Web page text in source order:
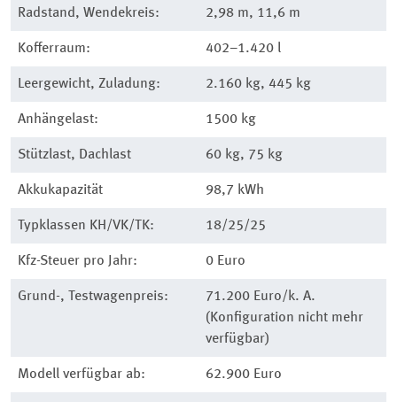
Radstand, Wendekreis: 2,98 m, 11,6 m
Kofferraum: 402–1.420 l
Leergewicht, Zuladung: 2.160 kg, 445 kg
Anhängelast: 1500 kg
Stützlast, Dachlast 60 kg, 75 kg
Akkukapazität 98,7 kWh
Typklassen KH/VK/TK: 18/25/25
Kfz-Steuer pro Jahr: 0 Euro
Grund-, Testwagenpreis:
71.200 Euro/k. A.
(Konfiguration nicht mehr
verfügbar)
Modell verfügbar ab: 62.900 Euro